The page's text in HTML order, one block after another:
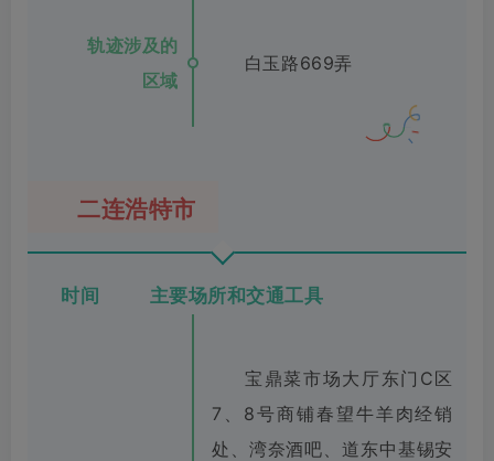
轨迹涉及的
区域
白玉路669弄
二连浩特市
时间 主要场所和交通工具
宝鼎菜市场大厅东门C区
7、8号商铺春望牛羊肉经销
处、湾奈酒吧、道东中基锡安